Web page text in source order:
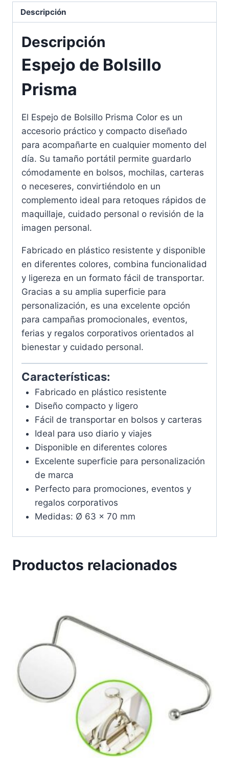
Descripción
Descripción
Espejo de Bolsillo
Prisma
El Espejo de Bolsillo Prisma Color es un
accesorio práctico y compacto diseñado
para acompañarte en cualquier momento del
día. Su tamaño portátil permite guardarlo
cómodamente en bolsos, mochilas, carteras
o neceseres, convirtiéndolo en un
complemento ideal para retoques rápidos de
maquillaje, cuidado personal o revisión de la
imagen personal.
Fabricado en plástico resistente y disponible
en diferentes colores, combina funcionalidad
y ligereza en un formato fácil de transportar.
Gracias a su amplia superficie para
personalización, es una excelente opción
para campañas promocionales, eventos,
ferias y regalos corporativos orientados al
bienestar y cuidado personal.
Características:
Fabricado en plástico resistente
Diseño compacto y ligero
Fácil de transportar en bolsos y carteras
Ideal para uso diario y viajes
Disponible en diferentes colores
Excelente superficie para personalización
de marca
Perfecto para promociones, eventos y
regalos corporativos
Medidas: Ø 63 x 70 mm
Productos relacionados